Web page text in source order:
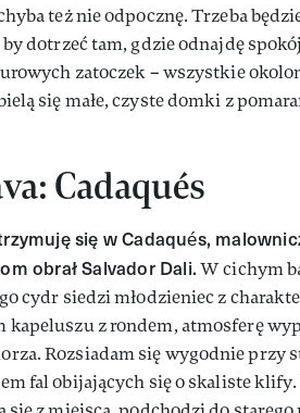
też nie odpocznę. Trzeba
dotrzeć tam, gdzie odnajdę
zatoczek – wszystkie
się małe, czyste domki z
Cadaqués
się w Cadaqués,
obrał Salvador Dali.W cichym
cydr siedzi młodzieniec z
kapeluszu z rondem, atmosferę
Rozsiadam się wygodnie przy
fal obijających się o skaliste